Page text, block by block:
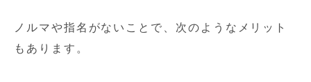
ノルマや指名がないことで、次のようなメリット
もあります。